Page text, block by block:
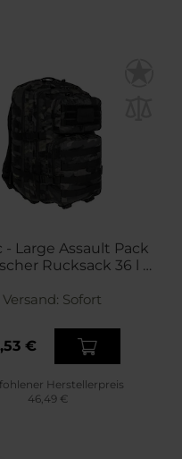
- Large Assault Pack
Rucksack 36 l -
Versand: Sofort
€
Herstellerpreis
46,49 €